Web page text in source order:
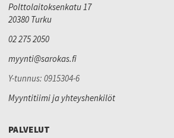
Polttolaitoksenkatu 17
20380 Turku
02 275 2050
myynti@sarokas.fi
Y-tunnus: 0915304-6
Myyntitiimi ja yhteyshenkilöt
PALVELUT